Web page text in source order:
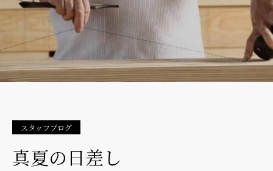
スタッフブログ
真夏の日差し